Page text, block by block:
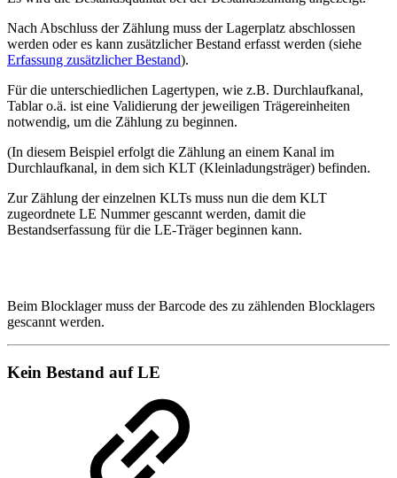
Nach Abschluss der Zählung muss der Lagerplatz abschlossen
werden oder es kann zusätzlicher Bestand erfasst werden (siehe
Erfassung zusätzlicher Bestand).
Für die unterschiedlichen Lagertypen, wie z.B. Durchlaufkanal,
Tablar o.ä. ist eine Validierung der jeweiligen Trägereinheiten
notwendig, um die Zählung zu beginnen.
(In diesem Beispiel erfolgt die Zählung an einem Kanal im
Durchlaufkanal, in dem sich KLT (Kleinladungsträger) befinden.
Zur Zählung der einzelnen KLTs muss nun die dem KLT
zugeordnete LE Nummer gescannt werden, damit die
Bestandserfassung für die LE-Träger beginnen kann.
Beim Blocklager muss der Barcode des zu zählenden Blocklagers
gescannt werden.
Kein Bestand auf LE